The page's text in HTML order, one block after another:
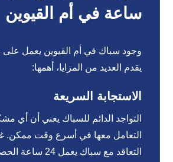
ساعة في أم القيوين
وجود سباك في أم القيوين يعمل على
يقدم العديد من المزايا، أهمها:
الاستجابة السريعة
التواجد الدائم للسباك يعني أن أي
التعامل معها في أسرع وقت ممكن.
التعاقد مع سباك